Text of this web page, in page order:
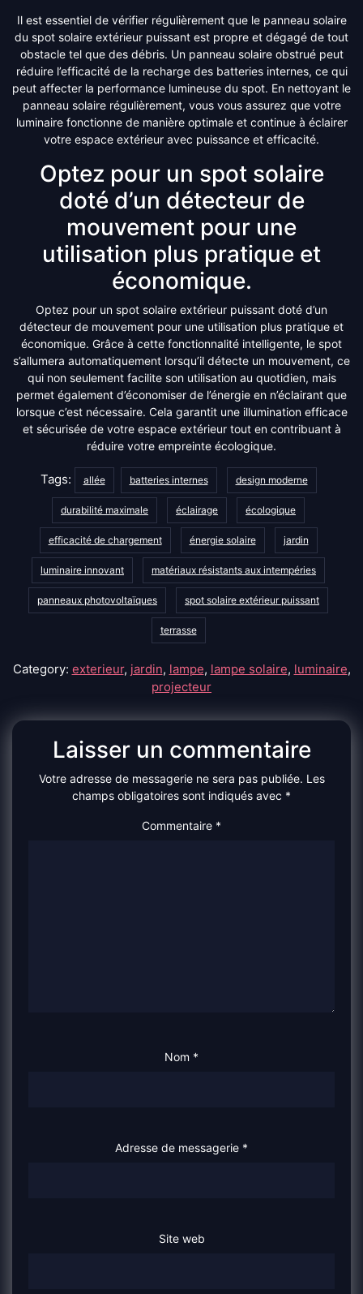
Il est essentiel de vérifier régulièrement que le panneau solaire
du spot solaire extérieur puissant est propre et dégagé de tout
obstacle tel que des débris. Un panneau solaire obstrué peut
réduire l’efficacité de la recharge des batteries internes, ce qui
peut affecter la performance lumineuse du spot. En nettoyant le
panneau solaire régulièrement, vous vous assurez que votre
luminaire fonctionne de manière optimale et continue à éclairer
votre espace extérieur avec puissance et efficacité.
Optez pour un spot solaire
doté d’un détecteur de
mouvement pour une
utilisation plus pratique et
économique.
Optez pour un spot solaire extérieur puissant doté d’un
détecteur de mouvement pour une utilisation plus pratique et
économique. Grâce à cette fonctionnalité intelligente, le spot
s’allumera automatiquement lorsqu’il détecte un mouvement, ce
qui non seulement facilite son utilisation au quotidien, mais
permet également d’économiser de l’énergie en n’éclairant que
lorsque c’est nécessaire. Cela garantit une illumination efficace
et sécurisée de votre espace extérieur tout en contribuant à
réduire votre empreinte écologique.
Tags: allée batteries internes design moderne
durabilité maximale éclairage écologique
efficacité de chargement énergie solaire jardin
luminaire innovant matériaux résistants aux intempéries
panneaux photovoltaïques spot solaire extérieur puissant
terrasse
Category: exterieur, jardin, lampe, lampe solaire, luminaire,
projecteur
Laisser un commentaire
Votre adresse de messagerie ne sera pas publiée. Les
champs obligatoires sont indiqués avec *
Commentaire *
Nom *
Adresse de messagerie *
Site web